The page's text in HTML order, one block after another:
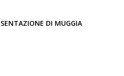
DI MUGGIA